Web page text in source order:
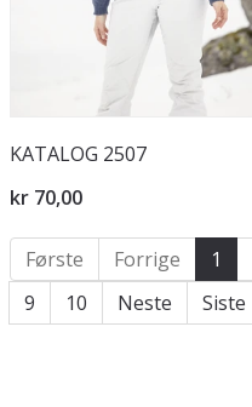
KATALOG 2507
kr 70,00
Første Forrige 1
9
10 Neste Siste